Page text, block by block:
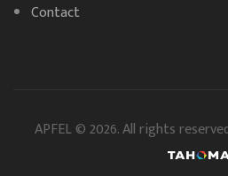
Contact
APFEL © 2026. All rights